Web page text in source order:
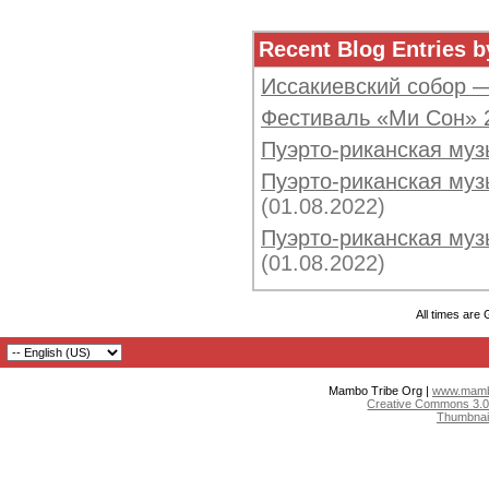
Recent Blog Entries
Иссакиевский собор
Фестиваль «Ми Сон»
Пуэрто-риканская
Пуэрто-риканская
(01.08.2022)
Пуэрто-риканская
(01.08.2022)
All times are
Mambo Tribe Org |
Creative Commons